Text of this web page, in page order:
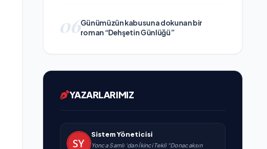
06Günümüzün kabusuna dokunan bir
roman “Dehşetin Günlüğü”
YAZARLARIMIZ
Sistem Yöneticisi
Yonca Samlı ‘dan İkinci Tekli “Donacaksın